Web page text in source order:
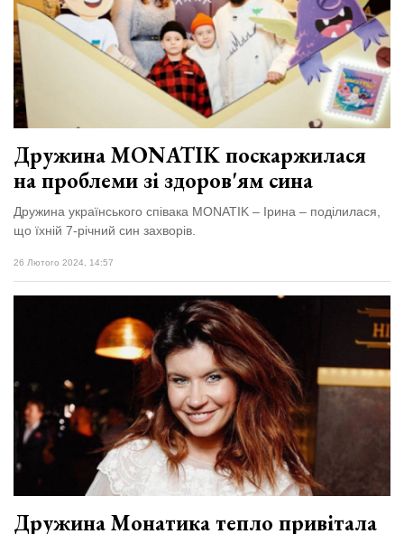
Дружина MONATIK поскаржилася
на проблеми зі здоров'ям сина
Дружина українського співака MONATIK – Ірина – поділилася,
що їхній 7-річний син захворів.
26 Лютого 2024, 14:57
Дружина Монатика тепло привітала